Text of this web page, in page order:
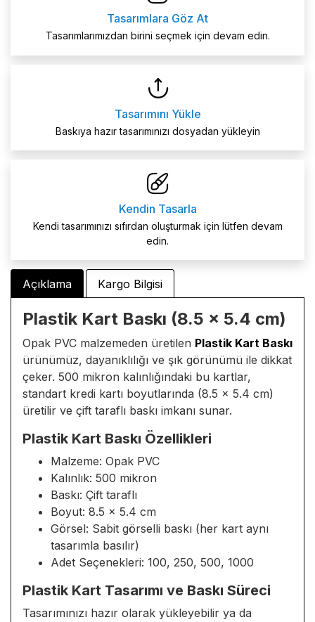
Tasarımlara Göz At
Tasarımlarımızdan birini seçmek için devam edin.
Tasarımını Yükle
Baskıya hazır tasarımınızı dosyadan yükleyin
Kendin Tasarla
Kendi tasarımınızı sıfırdan oluşturmak için lütfen devam
edin.
Açıklama Kargo Bilgisi
Plastik Kart Baskı (8.5 x 5.4 cm)
Opak PVC malzemeden üretilen Plastik Kart Baskı
ürünümüz, dayanıklılığı ve şık görünümü ile dikkat
çeker. 500 mikron kalınlığındaki bu kartlar,
standart kredi kartı boyutlarında (8.5 x 5.4 cm)
üretilir ve çift taraflı baskı imkanı sunar.
Plastik Kart Baskı Özellikleri
Malzeme: Opak PVC
Kalınlık: 500 mikron
Baskı: Çift taraflı
Boyut: 8.5 x 5.4 cm
Görsel: Sabit görselli baskı (her kart aynı
tasarımla basılır)
Adet Seçenekleri: 100, 250, 500, 1000
Plastik Kart Tasarımı ve Baskı Süreci
Tasarımınızı hazır olarak yükleyebilir ya da